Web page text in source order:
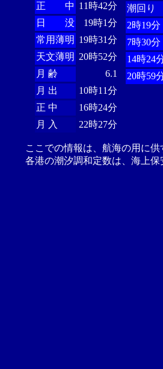
正 中 11時42分
日 没
19時1分
常用薄明 19時31分
天文薄明 20時52分
月 齢
6.1
月 出
10時11分
正 中
16時24分
月 入
22時27分
潮回り
2時19分
7時30分
14時24
20時59
ここでの情報は、航海の用に
各港の潮汐調和定数は、海上